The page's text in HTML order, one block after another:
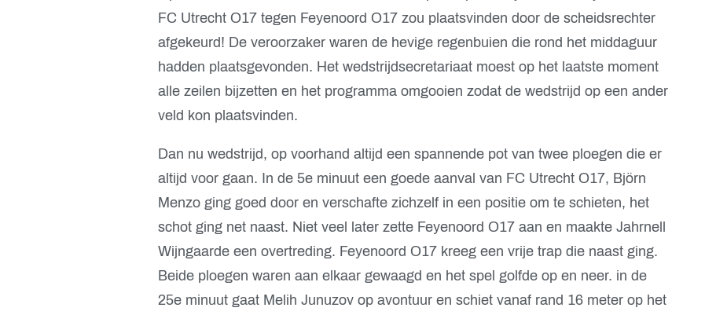
FC Utrecht O17 tegen Feyenoord O17 zou plaatsvinden door de scheidsrechter
afgekeurd! De veroorzaker waren de hevige regenbuien die rond het middaguur
hadden plaatsgevonden. Het wedstrijdsecretariaat moest op het laatste moment
alle zeilen bijzetten en het programma omgooien zodat de wedstrijd op een ander
veld kon plaatsvinden.
Dan nu wedstrijd, op voorhand altijd een spannende pot van twee ploegen die er
altijd voor gaan. In de 5e minuut een goede aanval van FC Utrecht O17, Björn
Menzo ging goed door en verschafte zichzelf in een positie om te schieten, het
schot ging net naast. Niet veel later zette Feyenoord O17 aan en maakte Jahrnell
Wijngaarde een overtreding. Feyenoord O17 kreeg een vrije trap die naast ging.
Beide ploegen waren aan elkaar gewaagd en het spel golfde op en neer. in de
25e minuut gaat Melih Junuzov op avontuur en schiet vanaf rand 16 meter op het